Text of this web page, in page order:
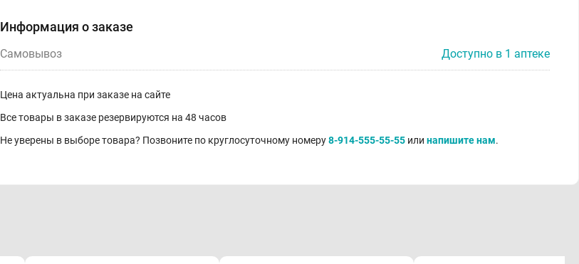
Информация о заказе
Самовывоз Доступно в 1 аптеке
Цена актуальна при заказе на сайте
Все товары в заказе резервируются на 48 часов
Не уверены в выборе товара? Позвоните по круглосуточному номеру8-914-555-55-55 или напишите нам.